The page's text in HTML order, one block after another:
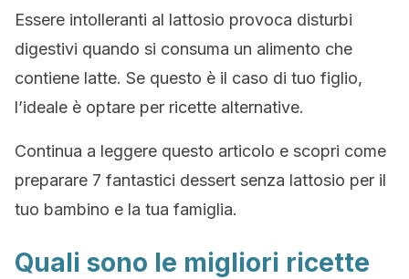
Essere intolleranti al lattosio provoca disturbi
digestivi quando si consuma un alimento che
contiene latte. Se questo è il caso di tuo figlio,
l’ideale è optare per ricette alternative.
Continua a leggere questo articolo e scopri come
preparare 7 fantastici dessert senza lattosio per il
tuo bambino e la tua famiglia.
Quali sono le migliori ricette